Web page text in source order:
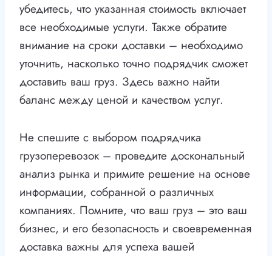
убедитесь, что указанная стоимость включает
все необходимые услуги. Также обратите
внимание на сроки доставки – необходимо
уточнить, насколько точно подрядчик сможет
доставить ваш груз. Здесь важно найти
баланс между ценой и качеством услуг.
Не спешите с выбором подрядчика
грузоперевозок – проведите доскональный
анализ рынка и примите решение на основе
информации, собранной о различных
компаниях. Помните, что ваш груз – это ваш
бизнес, и его безопасность и своевременная
доставка важны для успеха вашей